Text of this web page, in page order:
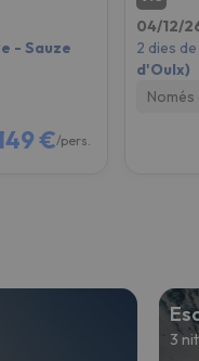
- Sauze
€/pers.
04/12/
2 dies
d'Oulx)
3